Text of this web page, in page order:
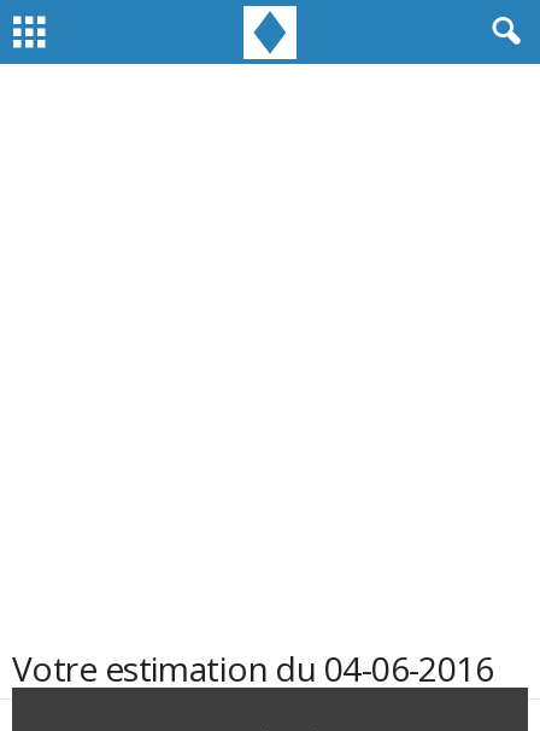
Votre estimation du 04-06-2016